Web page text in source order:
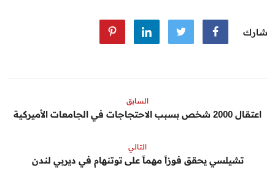
شارك
السابق
اعتقال 2000 شخص بسبب الاحتجاجات في الجامعات الأميركية
التالي
تشيلسي يحقق فوزاً مهماً على توتنهام في ديربي لندن